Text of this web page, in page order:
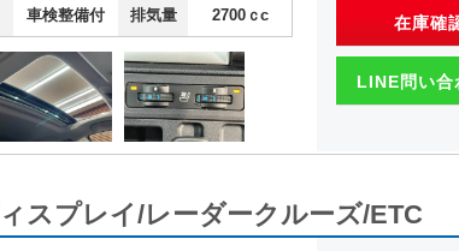
車検整備付 排気量 2700 ｃc 在庫確
LINE問い合
スプレイ/レーダークルーズ/ETC